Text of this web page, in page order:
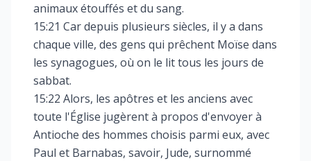
animaux étouffés et du sang.
15:21 Car depuis plusieurs siècles, il y a dans
chaque ville, des gens qui prêchent Moïse dans
les synagogues, où on le lit tous les jours de
sabbat.
15:22 Alors, les apôtres et les anciens avec
toute l'Église jugèrent à propos d'envoyer à
Antioche des hommes choisis parmi eux, avec
Paul et Barnabas, savoir, Jude, surnommé